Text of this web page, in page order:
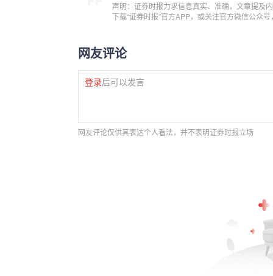
声明：证券时报力求信息真实、准确，文章提及
下载“证券时报”官方APP，或关注官方微信公众
网友评论
登录后可以发言
网友评论仅供其表达个人看法，并不表明证券时报立场